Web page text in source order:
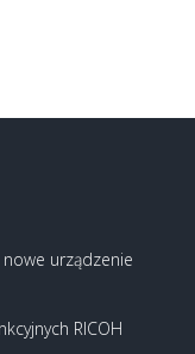
urządzenie
RICOH